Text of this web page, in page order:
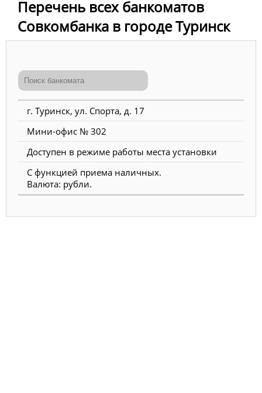
Перечень всех банкоматов
Совкомбанка в городе Туринск
г. Туринск, ул. Спорта, д. 17
Мини-офис № 302
Доступен в режиме работы места установки
С функцией приема наличных.
Валюта: рубли.